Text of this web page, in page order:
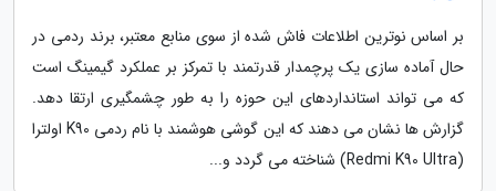
بر اساس نوترین اطلاعات فاش شده از سوی منابع معتبر، برند ردمی در
حال آماده سازی یک پرچمدار قدرتمند با تمرکز بر عملکرد گیمینگ است
که می تواند استانداردهای این حوزه را به طور چشمگیری ارتقا دهد.
گزارش ها نشان می دهند که این گوشی هوشمند با نام ردمی K90 اولترا
(Redmi K90 Ultra) شناخته می گردد و...